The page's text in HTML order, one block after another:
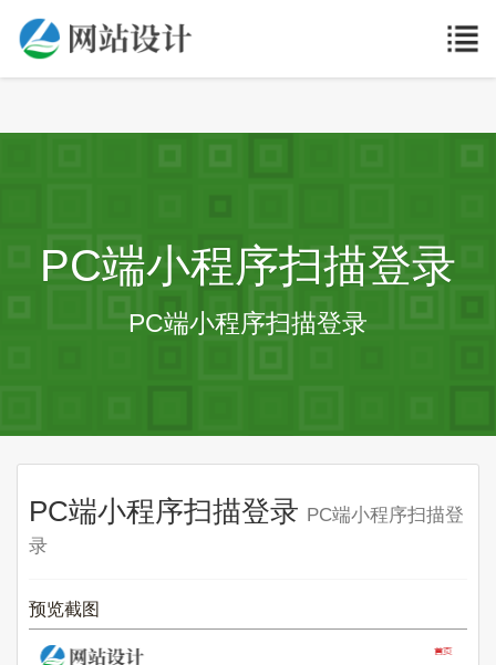
PC端小程序扫描登录
PC端小程序扫描登录
PC端小程序扫描登录 PC端小程序扫描登
录
预览截图